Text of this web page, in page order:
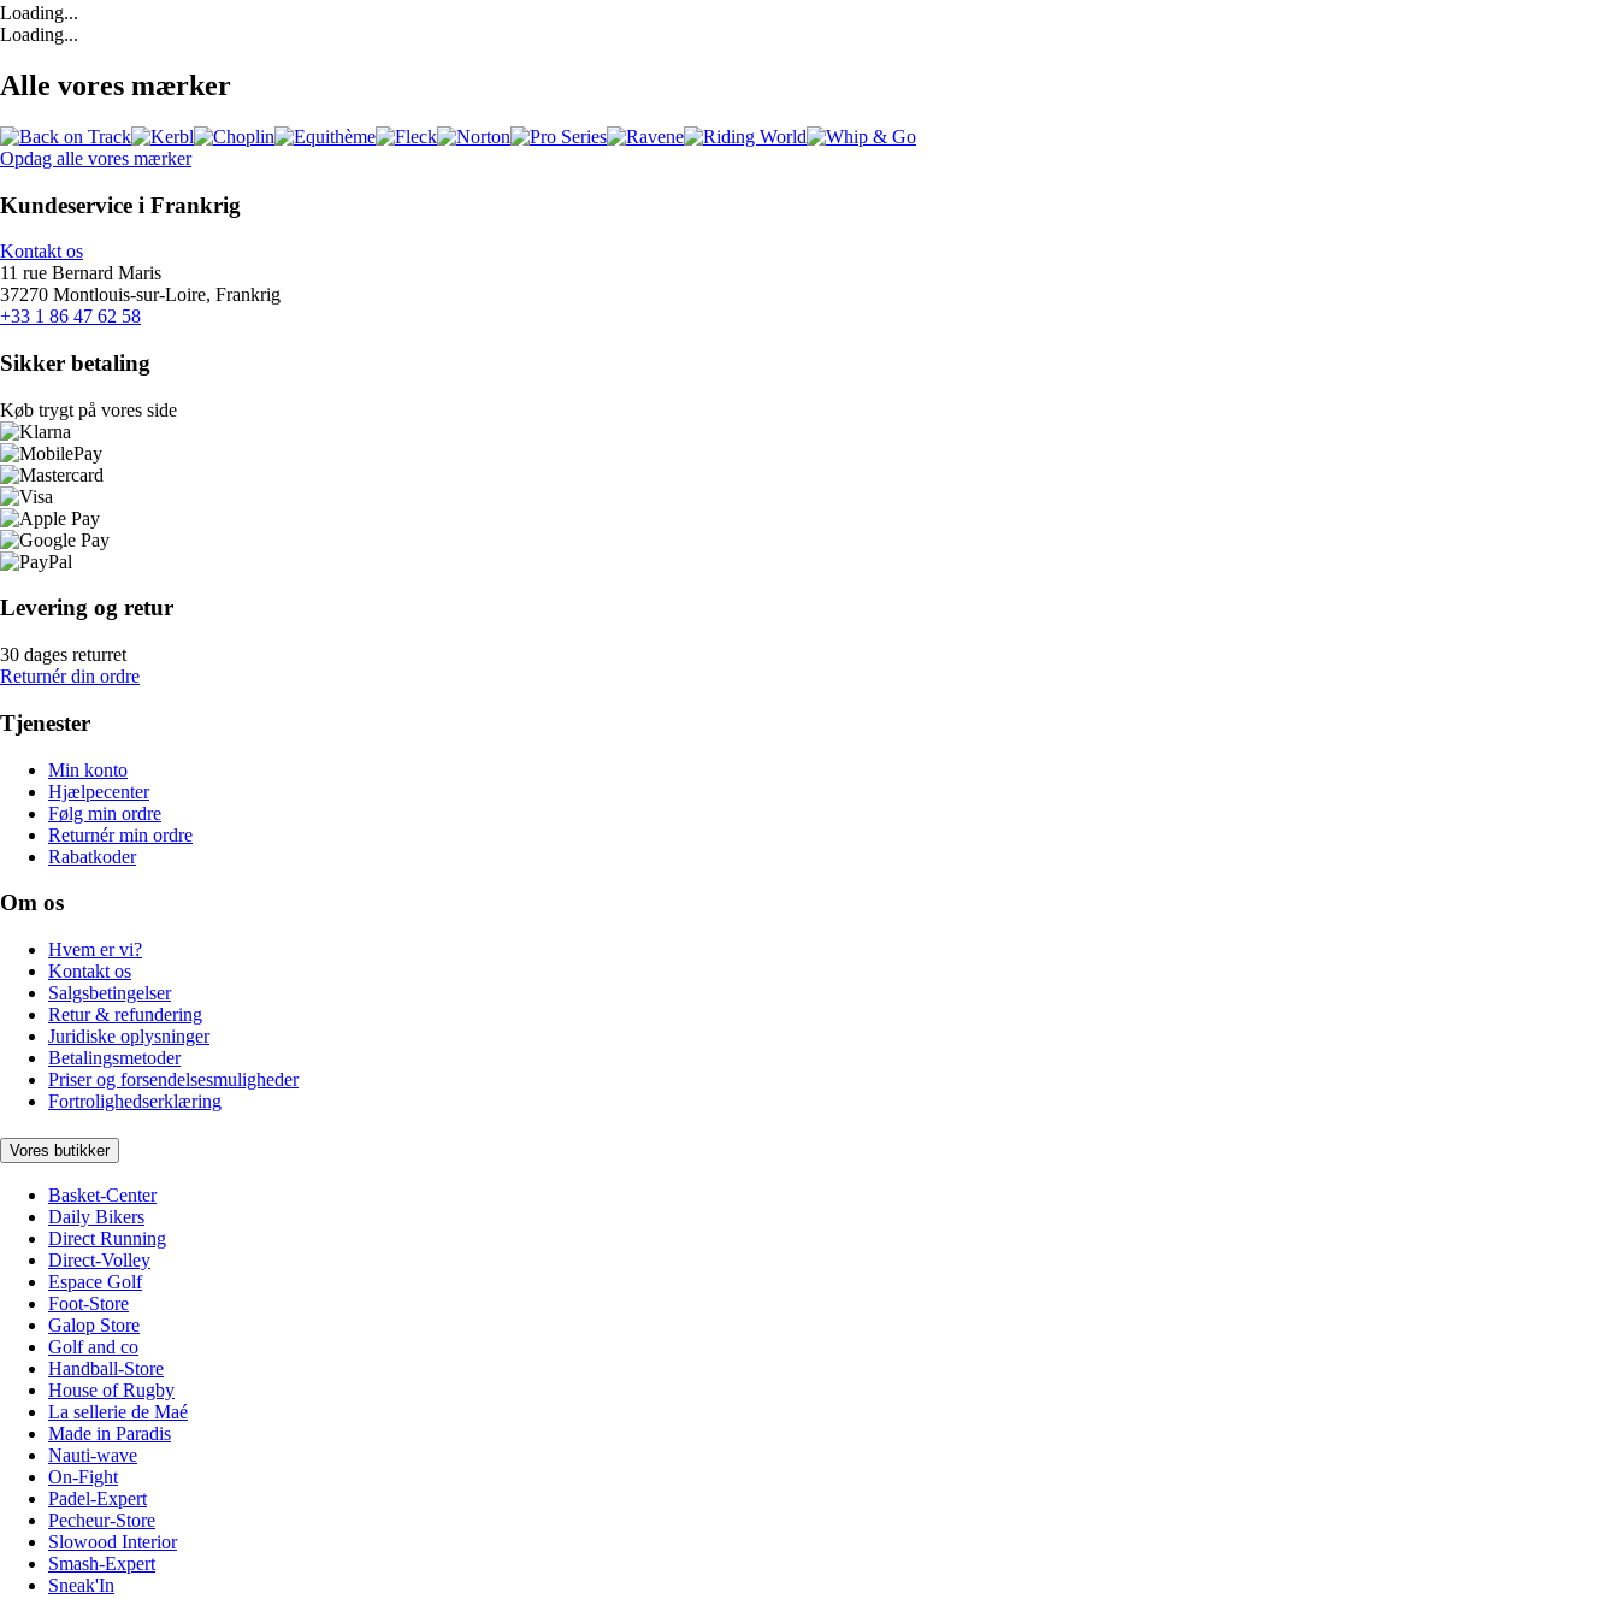
Loading...
Loading...
Alle vores mærker
Opdag alle vores mærker
Kundeservice i Frankrig
Kontakt os
11 rue Bernard Maris
37270 Montlouis-sur-Loire, Frankrig
+33 1 86 47 62 58
Sikker betaling
Køb trygt på vores side
Levering og retur
30 dages returret
Returnér din ordre
Tjenester
Min konto
Hjælpecenter
Følg min ordre
Returnér min ordre
Rabatkoder
Om os
Hvem er vi?
Kontakt os
Salgsbetingelser
Retur & refundering
Juridiske oplysninger
Betalingsmetoder
Priser og forsendelsesmuligheder
Fortrolighedserklæring
Vores butikker
Basket-Center
Daily Bikers
Direct Running
Direct-Volley
Espace Golf
Foot-Store
Galop Store
Golf and co
Handball-Store
House of Rugby
La sellerie de Maé
Made in Paradis
Nauti-wave
On-Fight
Padel-Expert
Pecheur-Store
Slowood Interior
Smash-Expert
Sneak'In